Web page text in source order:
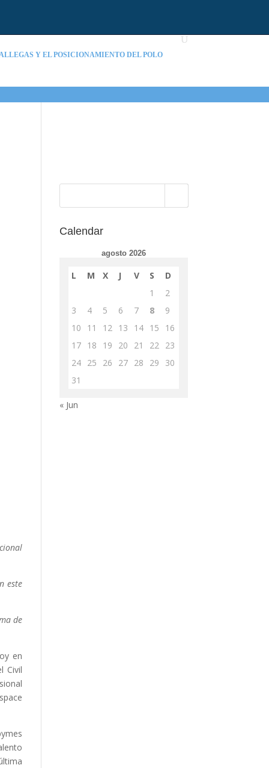
Y EL POSICIONAMIENTO DEL POLO
este
de
en
Civil
Calendar
agosto 2026
L M X J V S
D
1
2
3
4 5 6 7 8
9
10
11 12 13 14 15
16
17 18 19 20 21 22
23
24 25 26 27 28 29
30
31
« Jun